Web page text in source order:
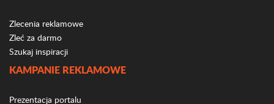
Zlecenia reklamowe
Zleć za darmo
Szukaj inspiracji
KAMPANIE REKLAMOWE
Prezentacja portalu